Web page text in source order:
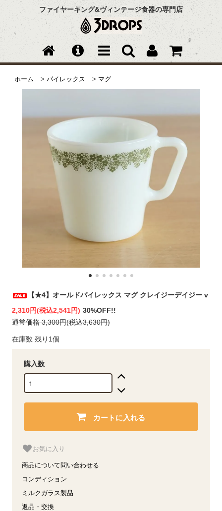
ファイヤーキング&ヴィンテージ食器の専門店
ホーム >パイレックス > マグ
【★4】オールドパイレックス マグ クレイジーデイジー v
2,310円(税込2,541円) 30%OFF!!
通常価格 3,300円(税込3,630円)
在庫数 残り1個
購入数
カートに入れる
お気に入り
商品について問い合わせる
コンディション
ミルクガラス製品
返品・交換